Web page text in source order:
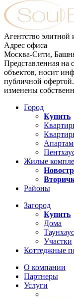
Агентство
Адрес офиса
Москва-Сити,
Представленная на
объектов, носит
публичной
изменены
Город
Купить
Жилые
Районы
Загород
Купить
Дома
Участки
Коттеджные
О компании
Партнеры
Услуги